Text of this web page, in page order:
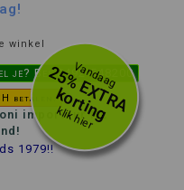
Vandaag
2
5
%
E
X
T
R
A
k
o
r
t
i
n
g
klik hier
winkel
je? Bel 0492-548200
betalen.
importeur NL
1979!!